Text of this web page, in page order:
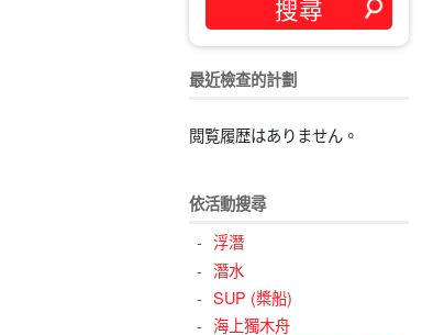
最近檢查的計劃
閲覧履歴はありません。
依活動搜尋
浮潛
潛水
SUP (槳船)
海上獨木舟